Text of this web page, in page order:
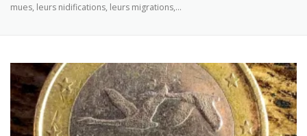
mues, leurs nidifications, leurs migrations,…